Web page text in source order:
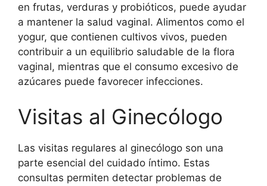
en frutas, verduras y probióticos, puede ayudar
a mantener la salud vaginal. Alimentos como el
yogur, que contienen cultivos vivos, pueden
contribuir a un equilibrio saludable de la flora
vaginal, mientras que el consumo excesivo de
azúcares puede favorecer infecciones.
Visitas al Ginecólogo
Las visitas regulares al ginecólogo son una
parte esencial del cuidado íntimo. Estas
consultas permiten detectar problemas de